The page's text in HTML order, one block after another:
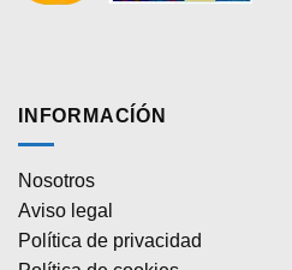
INFORMACÍÓN
Nosotros
Aviso legal
Política de privacidad